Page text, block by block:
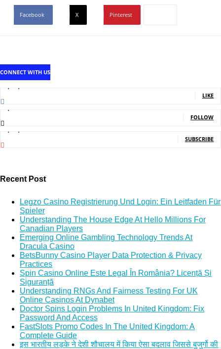
Facebook X Pinterest
CONNECT WITH US
LIKE
FOLLOW
SUBSCRIBE
Recent Post
Legzo Casino Registrierung Und Login: Ein Leitfaden Für
Spieler
Understanding The House Edge At Hello Millions For
Canadian Players
Emerging Online Gambling Technology Trends At
Dracula Casino
BetsBunny Casino Player Data Protection & Privacy
Practices
Spin Casino Online Este Legal În România? Licență Și
Siguranță
Understanding RNGs And Fairness Testing For UK
Online Casinos At Dynabet
Doctor Spins Login Problems In United Kingdom: Fix
Password And Access
FastSlots Promo Codes In The United Kingdom: A
Complete Guide
इस भारतीय लड़के ने देशी शौचालय में किया ऐसा बदलाव जिससे बुजुर्गो की